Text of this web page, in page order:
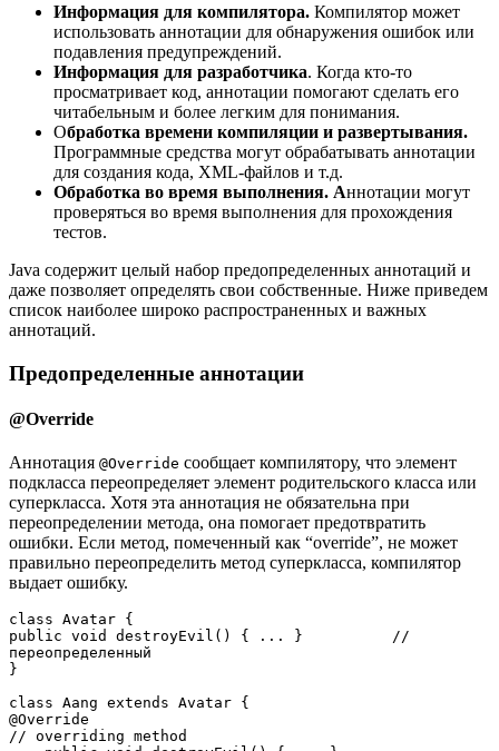
Информация для компилятора. Компилятор может
использовать аннотации для обнаружения ошибок или
подавления предупреждений.
Информация для разработчика. Когда кто-то
просматривает код, аннотации помогают сделать его
читабельным и более легким для понимания.
Обработка времени компиляции и развертывания.
Программные средства могут обрабатывать аннотации
для создания кода, XML-файлов и т.д.
Обработка во время выполнения. Аннотации могут
проверяться во время выполнения для прохождения
тестов.
Java содержит целый набор предопределенных аннотаций и
даже позволяет определять свои собственные. Ниже приведем
список наиболее широко распространенных и важных
аннотаций.
Предопределенные аннотации
@Override
Аннотация @Override сообщает компилятору, что элемент
подкласса переопределяет элемент родительского класса или
суперкласса. Хотя эта аннотация не обязательна при
переопределении метода, она помогает предотвратить
ошибки. Если метод, помеченный как “override”, не может
правильно переопределить метод суперкласса, компилятор
выдает ошибку.
class Avatar {
public void destroyEvil() { ... }          //
переопределенный
}
class Aang extends Avatar {
@Override
// overriding method